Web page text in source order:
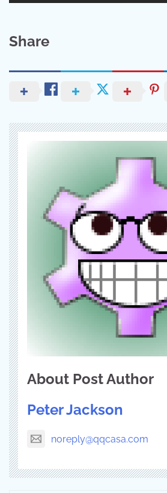
Share
About Post Author
Peter Jackson
noreply@qqcasa.com